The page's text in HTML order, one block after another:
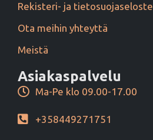
Rekisteri- ja tietosuojaseloste
Ota meihin yhteyttä
Meistä
Asiakaspalvelu
Ma-Pe klo 09.00-17.00
+358449271751